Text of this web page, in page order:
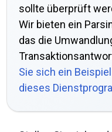
sollte überprüft
Wir bieten ein
das die
Sie sich ein
dieses